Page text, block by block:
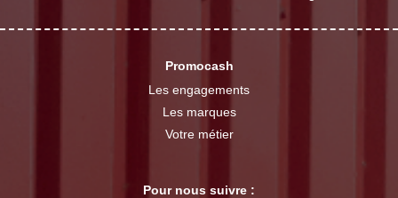
Promocash
Les engagements
Les marques
Votre métier
Pour nous suivre :